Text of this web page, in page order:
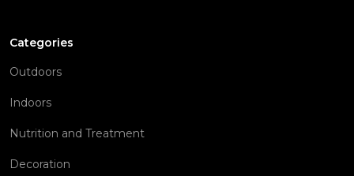
Categories
Outdoors
Indoors
Nutrition and Treatment
Decoration